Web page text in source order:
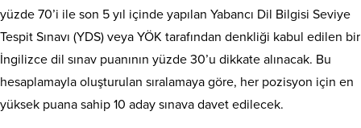
yüzde 70’i ile son 5 yıl içinde yapılan Yabancı Dil Bilgisi Seviye
Tespit Sınavı (YDS) veya YÖK tarafından denkliği kabul edilen bir
İngilizce dil sınav puanının yüzde 30’u dikkate alınacak. Bu
hesaplamayla oluşturulan sıralamaya göre, her pozisyon için en
yüksek puana sahip 10 aday sınava davet edilecek.